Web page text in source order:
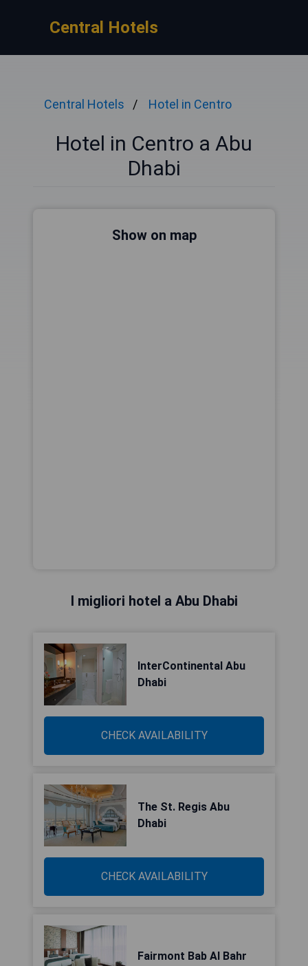
Central Hotels
Central Hotels Hotel in Centro
Hotel in Centro a Abu
Dhabi
Show on map
I migliori hotel a Abu Dhabi
InterContinental Abu
Dhabi
CHECK AVAILABILITY
The St. Regis Abu
Dhabi
CHECK AVAILABILITY
Fairmont Bab Al Bahr